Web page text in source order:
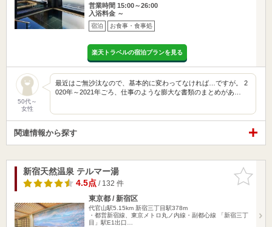
営業時間 15:00～26:00
入浴料金 ～
宿泊 お食事・食事処
楽天トラベルの宿泊プランを見る
50代～
女性
最近はご無沙汰なので、基本的に変わってなければ…ですが。 2
020年～2021年ごろ、仕事のような膨大な書類のまとめがあ…
関連情報から探す
お気に入
りに追加
新宿天然温泉 テルマー湯
4.5点/ 132 件
東京都 / 新宿区
代官山駅5.15km 新宿三丁目駅378m
・都営新宿線、東京メトロ丸ノ内線・副都心線 「新宿三丁
目」駅E1出口…